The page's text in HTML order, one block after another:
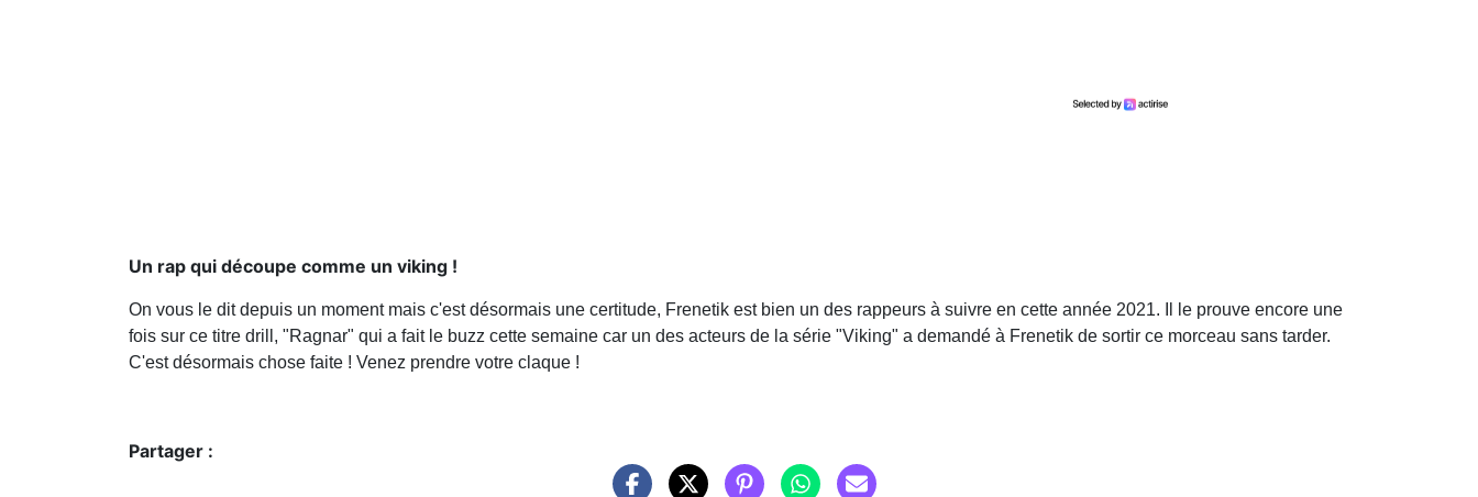
Un rap qui découpe comme un viking !
On vous le dit depuis un moment mais c'est désormais une certitude, Frenetik est bien un des rappeurs à suivre en cette année 2021. Il le prouve encore une
fois sur ce titre drill, "Ragnar" qui a fait le buzz cette semaine car un des acteurs de la série "Viking" a demandé à Frenetik de sortir ce morceau sans tarder.
C'est désormais chose faite ! Venez prendre votre claque !
Partager :